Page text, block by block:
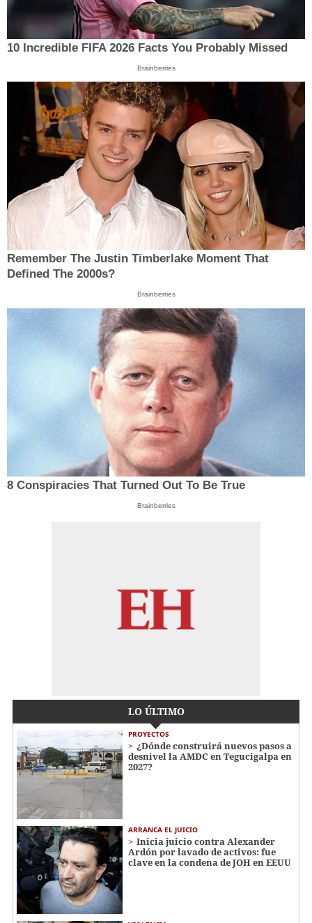
10 Incredible FIFA 2026 Facts You Probably Missed
Brainberries
Remember The Justin Timberlake Moment That
Defined The 2000s?
Brainberries
8 Conspiracies That Turned Out To Be True
Brainberries
LO ÚLTIMO
PROYECTOS
¿Dónde construirá nuevos pasos a
desnivel la AMDC en Tegucigalpa en
2027?
ARRANCA EL JUICIO
Inicia juicio contra Alexander
Ardón por lavado de activos: fue
clave en la condena de JOH en EEUU